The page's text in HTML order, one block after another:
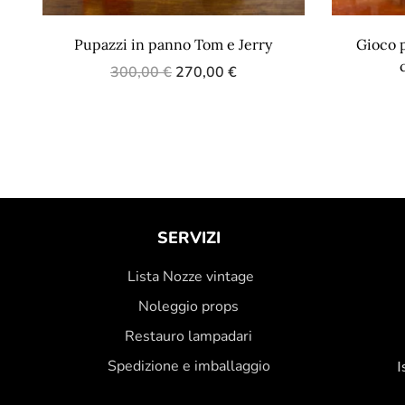
Pupazzi in panno Tom e Jerry
300,00€ 270,00 €
Gioco
SERVIZI
Lista Nozze vintage
Noleggio props
Restauro lampadari
Spedizione e imballaggio